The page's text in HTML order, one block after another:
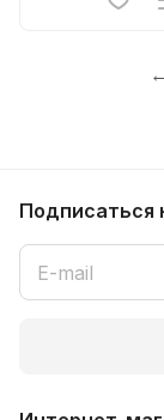
←
Подписаться